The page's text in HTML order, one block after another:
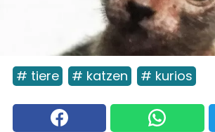
# tiere # katzen # kurios